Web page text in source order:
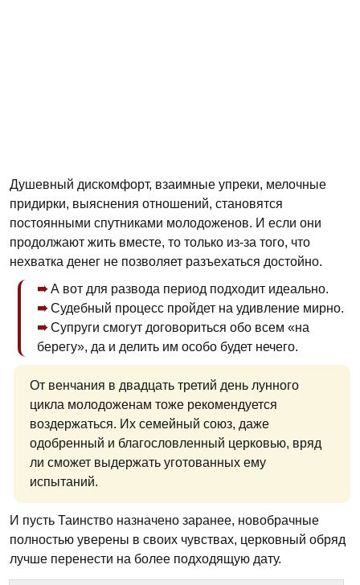
Душевный дискомфорт, взаимные упреки, мелочные
придирки, выяснения отношений, становятся
постоянными спутниками молодоженов. И если они
продолжают жить вместе, то только из-за того, что
нехватка денег не позволяет разъехаться достойно.
А вот для развода период подходит идеально.
Судебный процесс пройдет на удивление мирно.
Супруги смогут договориться обо всем «на
берегу», да и делить им особо будет нечего.
От венчания в двадцать третий день лунного
цикла молодоженам тоже рекомендуется
воздержаться. Их семейный союз, даже
одобренный и благословленный церковью, вряд
ли сможет выдержать уготованных ему
испытаний.
И пусть Таинство назначено заранее, новобрачные
полностью уверены в своих чувствах, церковный обряд
лучше перенести на более подходящую дату.